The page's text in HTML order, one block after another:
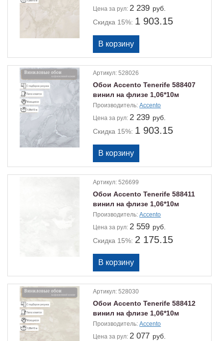
Цена за рул:2 239 руб.
Скидка 15%: 1 903.15
Артикул:528026
Обои Accento Tenerife 588407
винил на флизе 1,06*10м
Производитель:Accento
Цена за рул:2 239 руб.
Скидка 15%: 1 903.15
Артикул:526699
Обои Accento Tenerife 588411
винил на флизе 1,06*10м
Производитель:Accento
Цена за рул:2 559 руб.
Скидка 15%: 2 175.15
Артикул:528030
Обои Accento Tenerife 588412
винил на флизе 1,06*10м
Производитель:Accento
Цена за рул:2 077 руб.